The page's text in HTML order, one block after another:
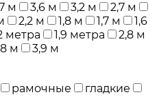
м 3,6 м 3,2 м
2,7 м
2,2 м 1,8 м 1,7 м
1,6
метра 1,9 метра
2,8 м
м
3,9 м
рамочные
гладкие